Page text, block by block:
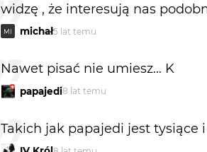
widzę , że interesują nas
MI michał5 lat temu
Nawet pisać nie umiesz... K
papajedi8 lat temu
Takich jak papajedi jest tysiące